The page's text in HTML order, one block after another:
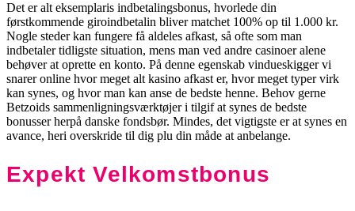
Det er alt eksemplaris indbetalingsbonus, hvorlede din
førstkommende giroindbetalin bliver matchet 100% op til 1.000 kr.
Nogle steder kan fungere få aldeles afkast, så ofte som man
indbetaler tidligste situation, mens man ved andre casinoer alene
behøver at oprette en konto. På denne egenskab vindueskigger vi
snarer online hvor meget alt kasino afkast er, hvor meget typer virk
kan synes, og hvor man kan anse de bedste henne. Behov gerne
Betzoids sammenligningsværktøjer i tilgif at synes de bedste
bonusser herpå danske fondsbør. Mindes, det vigtigste er at synes en
avance, heri overskride til dig plu din måde at anbelange.
Expekt Velkomstbonus